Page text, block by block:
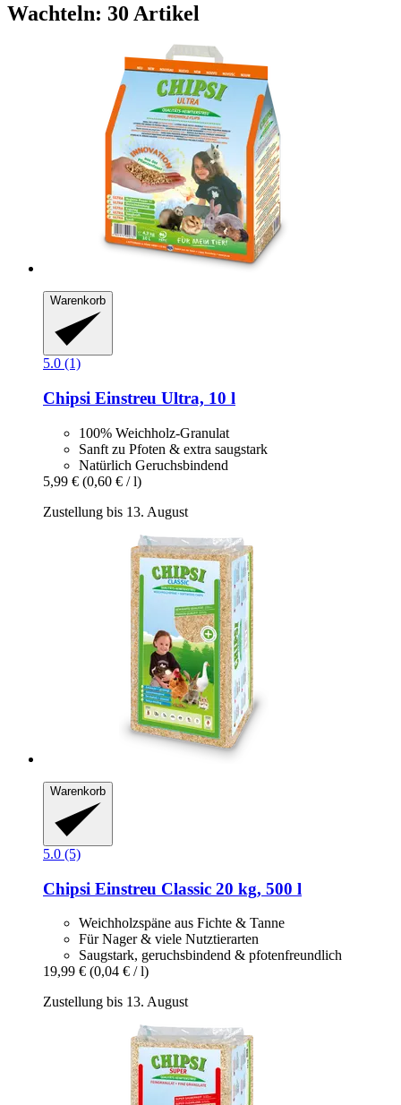
Wachteln: 30 Artikel
Warenkorb
5.0 (1)
Chipsi Einstreu Ultra, 10 l
100% Weichholz-Granulat
Sanft zu Pfoten & extra saugstark
Natürlich Geruchsbindend
5,99 € (0,60 € / l)
Zustellung bis 13. August
Warenkorb
5.0 (5)
Chipsi Einstreu Classic 20 kg, 500 l
Weichholzspäne aus Fichte & Tanne
Für Nager & viele Nutztierarten
Saugstark, geruchsbindend & pfotenfreundlich
19,99 € (0,04 € / l)
Zustellung bis 13. August